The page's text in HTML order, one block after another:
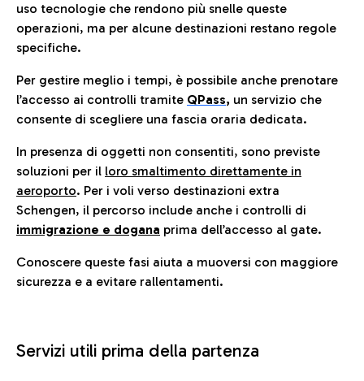
uso tecnologie che rendono più snelle queste
operazioni, ma per alcune destinazioni restano regole
specifiche.
Per gestire meglio i tempi, è possibile anche prenotare
l’accesso ai controlli tramite QPass, un servizio che
consente di scegliere una fascia oraria dedicata.
In presenza di oggetti non consentiti, sono previste
soluzioni per il loro smaltimento direttamente in
aeroporto. Per i voli verso destinazioni extra
Schengen, il percorso include anche i controlli di
immigrazione e dogana prima dell’accesso al gate.
Conoscere queste fasi aiuta a muoversi con maggiore
sicurezza e a evitare rallentamenti.
Servizi utili prima della partenza